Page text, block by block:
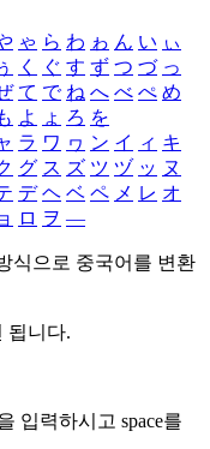
ゃ ら わ ゎ ん い ぃ
ぅ く ぐ す ず つ づ っ
て で ね へ べ ぺ め
よ ょ ろ を
ラ ワ ヮ ン イ ィ キ
グ ス ズ ツ ヅ ッ ヌ
デ ヘ ベ ペ メ レ オ
ロ ヲ ―
식으로 중국어를 변환
됩니다.
입력하시고 space를